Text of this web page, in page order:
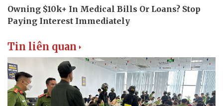
Tin liên quan